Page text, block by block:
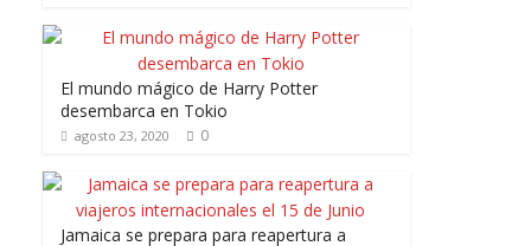
El mundo mágico de Harry Potter
desembarca en Tokio
agosto 23, 2020 0
Jamaica se prepara para reapertura a